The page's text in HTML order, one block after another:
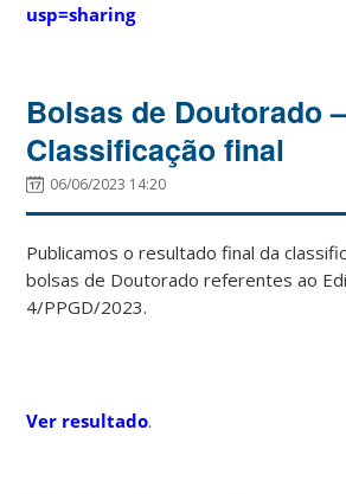
usp=sharing
Bolsas de Doutorado –
Classificação final
06/06/2023 14:20
Publicamos o resultado final da
bolsas de Doutorado referentes ao
4/PPGD/2023.
Ver resultado.